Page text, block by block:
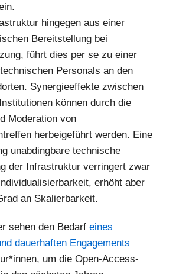
hingegen aus einer
Bereitstellung bei
führt dies per se zu einer
Personals an den
Synergieeffekte zwischen
können durch die
Moderation von
herbeigeführt werden. Eine
unabdingbare technische
der Infrastruktur verringert zwar
erhöht aber
an Skalierbarkeit.
sehen den Bedarfeines
dauerhaften Engagements
um die Open-Access-